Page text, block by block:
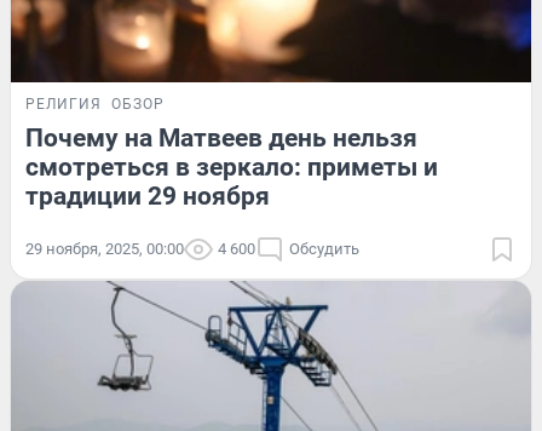
РЕЛИГИЯ ОБЗОР
Почему на Матвеев день нельзя
смотреться в зеркало: приметы и
традиции 29 ноября
29 ноября, 2025, 00:00 4 600 Обсудить